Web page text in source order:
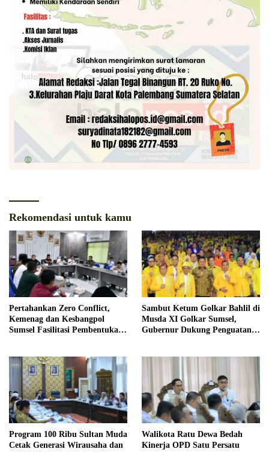
Rekomendasi untuk kamu
Pertahankan Zero Conflict,
Kemenag dan Kesbangpol
Sumsel Fasilitasi Pembentukan
Sambut Ketum Golkar Bahlil di
Musda XI Golkar Sumsel,
Gubernur Dukung Penguatan
Program 100 Ribu Sultan Muda
Cetak Generasi Wirausaha dan
Walikota Ratu Dewa Bedah
Kinerja OPD Satu Persatu